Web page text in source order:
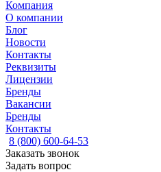
Компания
О компании
Блог
Новости
Контакты
Реквизиты
Лицензии
Бренды
Вакансии
Бренды
Контакты
8 (800) 600-64-53
Заказать звонок
Задать вопрос